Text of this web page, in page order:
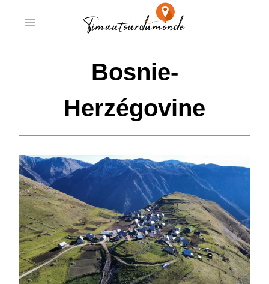
Bosnie-
Herzégovine